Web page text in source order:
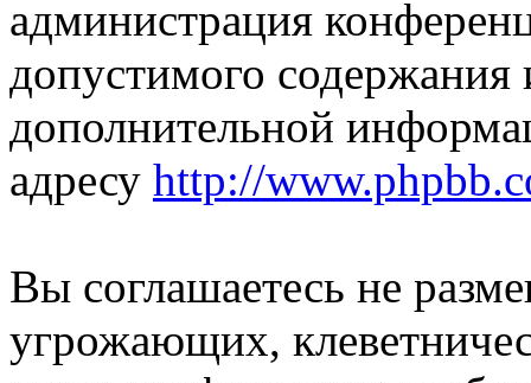
администрация
допустимого
дополнительной
адресу http://
Вы соглашаетесь не
угрожающих,